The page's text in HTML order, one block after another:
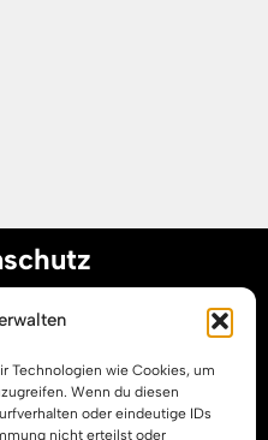
Technologien wie Cookies, um
Wenn du diesen
oder eindeutige IDs
nicht erteilst oder